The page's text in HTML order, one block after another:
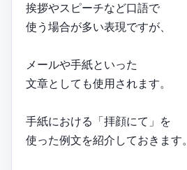
挨拶やスピーチなど口語で
使う場合が多い表現ですが、
メールや手紙といった
文章としても使用されます。
手紙における「拝顔にて」を
使った例文を紹介しておきます。